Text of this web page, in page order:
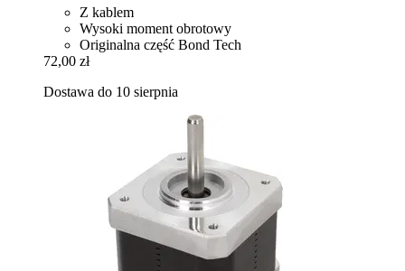
Z kablem
Wysoki moment obrotowy
Originalna część Bond Tech
72,00 zł
Dostawa do 10 sierpnia